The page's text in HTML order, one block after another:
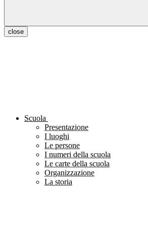
close
Scuola
Presentazione
I luoghi
Le persone
I numeri della scuola
Le carte della scuola
Organizzazione
La storia